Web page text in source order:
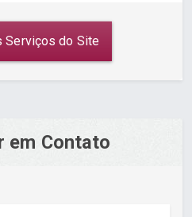
Serviços do Site
em Contato